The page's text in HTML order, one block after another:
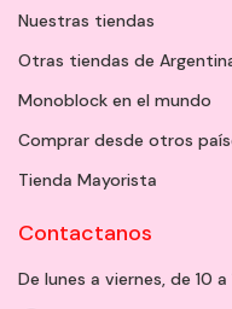
Nuestras tiendas
Otras tiendas de
Monoblock en el mundo
Comprar desde otros
Tienda Mayorista
Contactanos
De lunes a viernes, de 10 a